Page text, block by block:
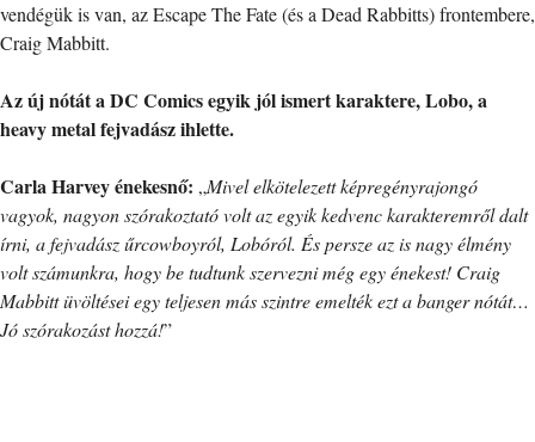
vendégük is van, az Escape The Fate (és a Dead Rabbitts) frontembere,
Craig Mabbitt.
Az új nótát a DC Comics egyik jól ismert karaktere, Lobo, a
heavy metal fejvadász ihlette.
Carla Harvey énekesnő: „Mivel elkötelezett képregényrajongó
vagyok, nagyon szórakoztató volt az egyik kedvenc karakteremről dalt
írni, a fejvadász űrcowboyról, Lobóról. És persze az is nagy élmény
volt számunkra, hogy be tudtunk szervezni még egy énekest! Craig
Mabbitt üvöltései egy teljesen más szintre emelték ezt a banger nótát…
Jó szórakozást hozzá!”